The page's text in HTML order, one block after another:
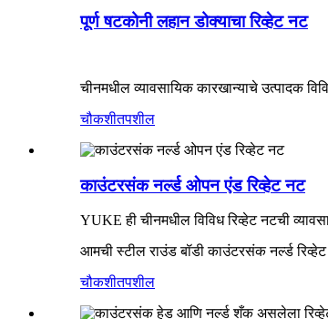
पूर्ण षटकोनी लहान डोक्याचा रिव्हेट नट
चीनमधील व्यावसायिक कारखान्याचे उत्पादक
चौकशीतपशील
काउंटरसंक नर्ल्ड ओपन एंड रिव्हेट नट
YUKE ही चीनमधील विविध रिव्हेट नटची
आमची स्टील राउंड बॉडी काउंटरसंक नर्ल्ड
चौकशीतपशील